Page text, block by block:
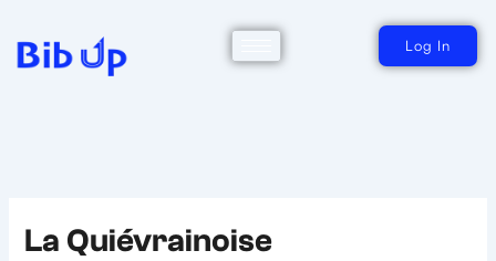
contenido
Log In
La Quiévrainoise